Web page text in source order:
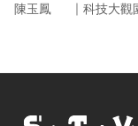
陳玉鳳 ｜ 科技大觀